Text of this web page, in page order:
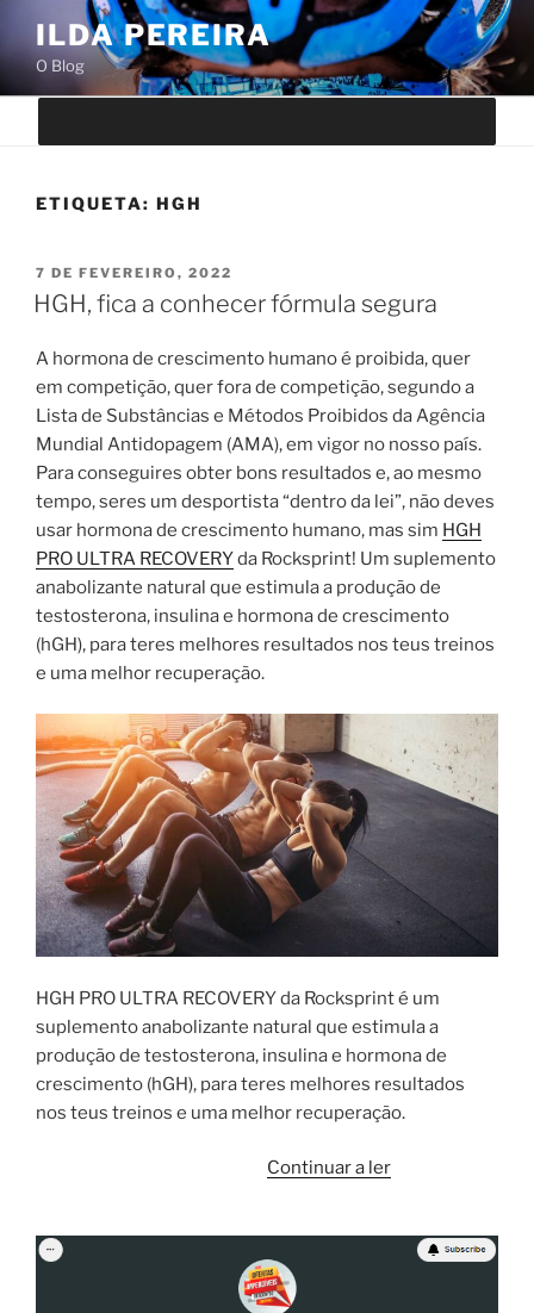
o
conteúdo
ILDA PEREIRA
O Blog
ETIQUETA: HGH
PUBLICADO
EM
7 DE FEVEREIRO, 2022
HGH, fica a conhecer fórmula segura
A hormona de crescimento humano é proibida, quer
em competição, quer fora de competição, segundo a
Lista de Substâncias e Métodos Proibidos da Agência
Mundial Antidopagem (AMA), em vigor no nosso país.
Para conseguires obter bons resultados e, ao mesmo
tempo, seres um desportista “dentro da lei”, não deves
usar hormona de crescimento humano, mas sim HGH
PRO ULTRA RECOVERYda Rocksprint! Um suplemento
anabolizante natural que estimula a produção de
testosterona, insulina e hormona de crescimento
(hGH), para teres melhores resultados nos teus treinos
e uma melhor recuperação.
HGH PRO ULTRA RECOVERY da Rocksprint é um
suplemento anabolizante natural que estimula a
produção de testosterona, insulina e hormona de
crescimento (hGH), para teres melhores resultados
nos teus treinos e uma melhor recuperação.
Continuar a ler“HGH,
conhecer